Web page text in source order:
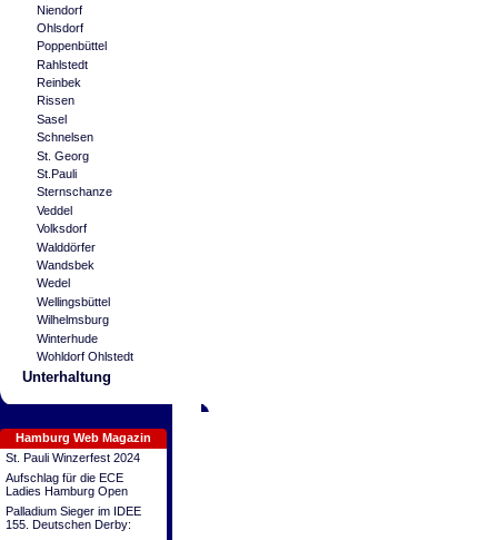
Niendorf
Ohlsdorf
Poppenbüttel
Rahlstedt
Reinbek
Rissen
Sasel
Schnelsen
St. Georg
St.Pauli
Sternschanze
Veddel
Volksdorf
Walddörfer
Wandsbek
Wedel
Wellingsbüttel
Wilhelmsburg
Winterhude
Wohldorf Ohlstedt
Unterhaltung
Hamburg Web Magazin
St. Pauli Winzerfest 2024
Aufschlag für die ECE
Ladies Hamburg Open
Palladium Sieger im IDEE
155. Deutschen Derby: